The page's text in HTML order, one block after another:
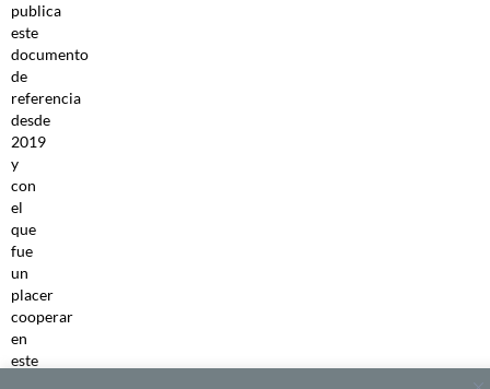
publica
este
documento
de
referencia
desde
2019
y
con
el
que
fue
un
placer
cooperar
en
este